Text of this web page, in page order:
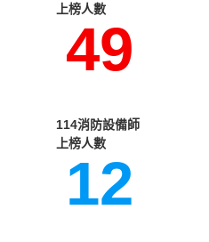
上榜人數
49
114消防設備師 ​
上榜人數
12